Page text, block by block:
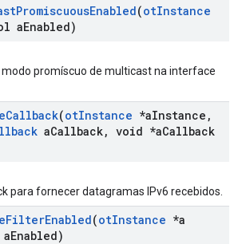
PromiscuousEnabled(otInstance
aEnabled)
promíscuo de multicast na interface
Callback(otInstance *aInstance ,
aCallback, void *aCallback
para fornecer datagramas IPv6 recebidos.
FilterEnabled(otInstance *a
Enabled)